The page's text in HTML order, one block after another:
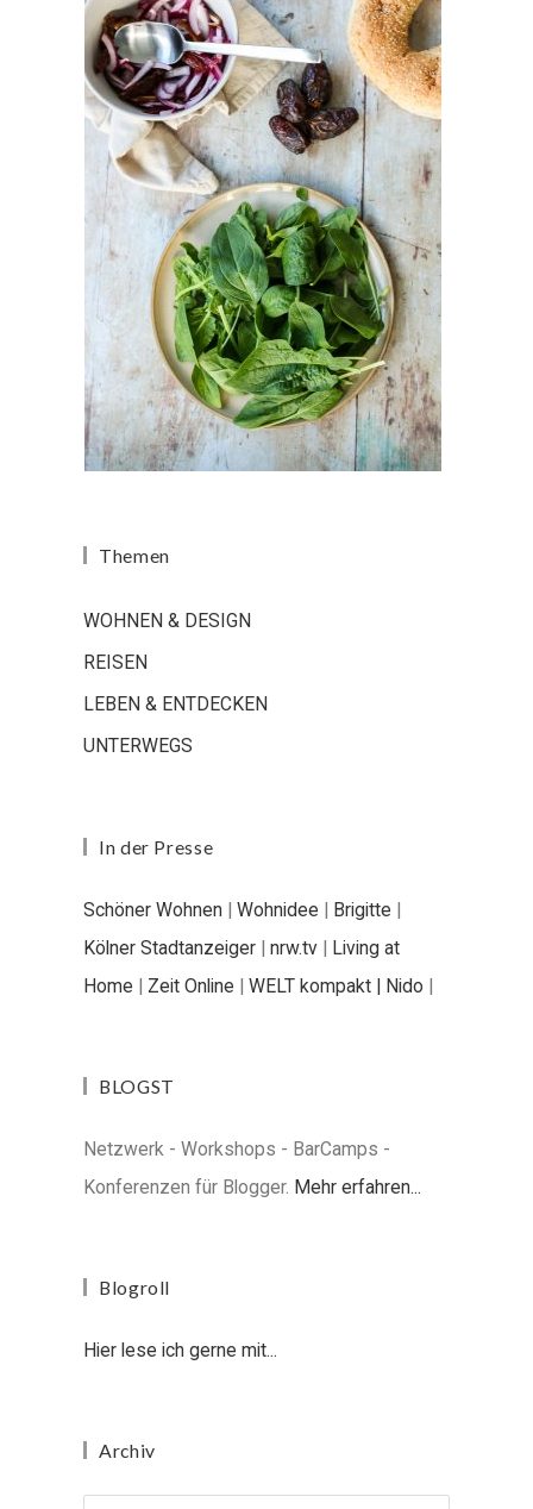
Themen
WOHNEN & DESIGN
REISEN
LEBEN & ENTDECKEN
UNTERWEGS
In der Presse
Schöner Wohnen Wohnidee Brigitte
Kölner Stadtanzeiger
nrw.tv
Living at
Home
Zeit Online WELT kompakt | Nido
BLOGST
Netzwerk - Workshops - BarCamps -
Konferenzen für Blogger. Mehr erfahren...
Blogroll
Hier lese ich gerne mit...
Archiv